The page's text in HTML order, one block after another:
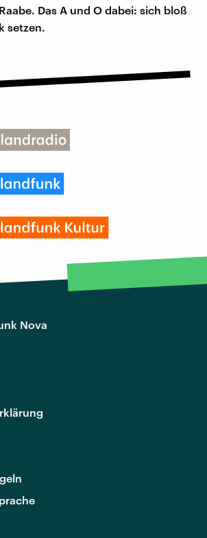
Das A und O dabei: sich bloß
setzen.
Nova